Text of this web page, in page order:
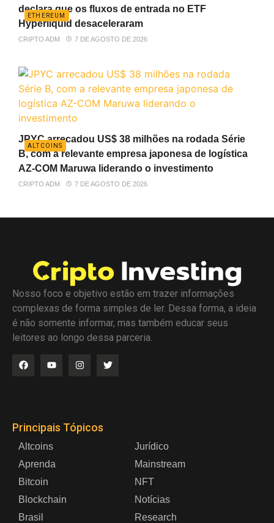
ETHEREUM
declara que os fluxos de entrada no ETF
Hyperliquid desaceleraram
CRIPTO ADM 7 DE AGOSTO DE 2026
ALTCOINS
JPYC arrecadou US$ 38 milhões na rodada Série
B, com a relevante empresa japonesa de logística
AZ-COM Maruwa liderando o investimento
CRIPTO ADM 7 DE AGOSTO DE 2026
Nosso foco e objetivo estão em trazer informações
complexas de forma simples de ler. Dessa forma, a ideia
é não somente informar, mas também educar seus
leitores ao longo dessa parceria.
Principais Tópicos
Altcoins
Aprenda
Bitcoin
Blockchain
Brasil
Jurídico
Mainstream
NFT
Notícias
Research